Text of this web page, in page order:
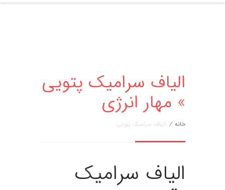
الیاف سرامیک پتویی
» مهار انرژی
خانه / الیاف سرامیک پتویی
الیاف سرامیک